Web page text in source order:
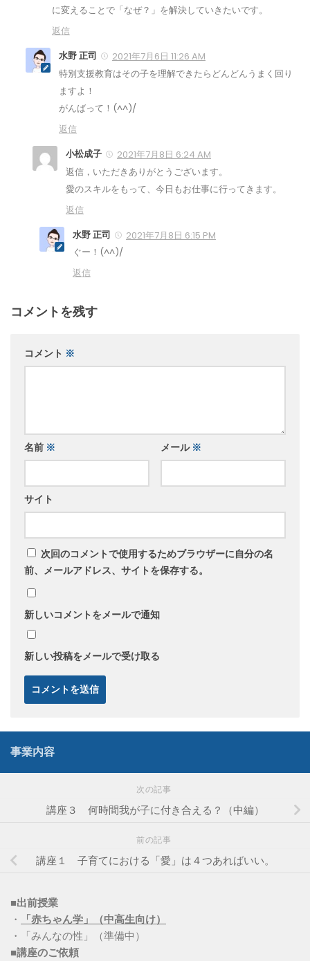
に変えることで「なぜ？」を解決していきたいです。
返信
水野 正司
2021年7月6日 11:26 AM
特別支援教育はその子を理解できたらどんどんうまく回り
ますよ！
がんばって！(^^)/
返信
小松成子
2021年7月8日 6:24 AM
返信，いただきありがとうございます。
愛のスキルをもって、今日もお仕事に行ってきます。
返信
水野 正司
2021年7月8日 6:15 PM
ぐー！(^^)/
返信
コメントを残す
コメント ※
名前 ※ メール ※
サイト
次回のコメントで使用するためブラウザーに自分の名
前、メールアドレス、サイトを保存する。
新しいコメントをメールで通知
新しい投稿をメールで受け取る
事業内容
次の記事
講座３ 何時間我が子に付き合える？（中編）
前の記事
講座１ 子育てにおける「愛」は４つあればいい。
■出前授業
・
「赤ちゃん学」（中高生向け）
・「みんなの性」（準備中）
■講座のご依頼